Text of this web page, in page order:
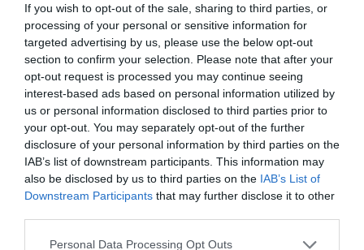
If you wish to opt-out of the sale, sharing to third parties, or
processing of your personal or sensitive information for
targeted advertising by us, please use the below opt-out
section to confirm your selection. Please note that after your
opt-out request is processed you may continue seeing
interest-based ads based on personal information utilized by
us or personal information disclosed to third parties prior to
your opt-out. You may separately opt-out of the further
disclosure of your personal information by third parties on the
IAB’s list of downstream participants. This information may
also be disclosed by us to third parties on the IAB’s List of
Downstream Participants that may further disclose it to other
Personal Data Processing Opt Outs
Κάθε βδομάδα στο e-mail σας τα τελευταία νέα για
την Τέχνη και τον Πολιτισμό!
Ακολουθήστε το Culturenow.gr
Σχετικά Άρθρα